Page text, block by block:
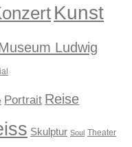
Kunst
Ludwig
Portrait Reise
Skulptur Soul Theater